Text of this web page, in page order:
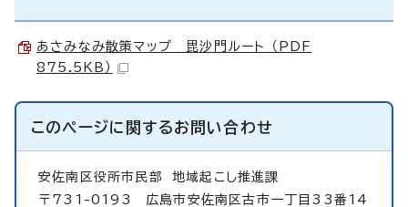
あさみなみ散策マップ 毘沙門ルート （PDF
875.5KB）
このページに関するお問い合わせ
安佐南区役所市民部 地域起こし推進課
〒731-0193 広島市安佐南区古市一丁目33番14